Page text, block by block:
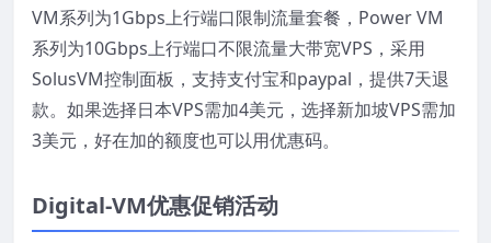
VM系列为1Gbps上行端口限制流量套餐，Power VM
系列为10Gbps上行端口不限流量大带宽VPS，采用
SolusVM控制面板，支持支付宝和paypal，提供7天退
款。如果选择日本VPS需加4美元，选择新加坡VPS需加
3美元，好在加的额度也可以用优惠码。
Digital-VM优惠促销活动